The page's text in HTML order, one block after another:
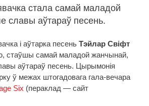
стала самай маладой
славы аўтараў песень.
і аўтарка песень Тэйлар Свіфт
стаўшы самай маладой жанчынай,
аўтараў песень. Цырымонія
ў межах штогадовага гала-вечара
Six (пераклад — сайт